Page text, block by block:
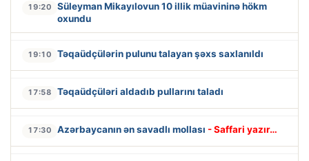
19:20
Süleyman Mikayılovun 10 illik müavininə hökm
oxundu
19:10 Təqaüdçülərin pulunu talayan şəxs saxlanıldı
17:58 Təqaüdçüləri aldadıb pullarını taladı
17:30 Azərbaycanın ən savadlı mollası - Saffari yazır…